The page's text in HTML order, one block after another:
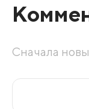
Сначала